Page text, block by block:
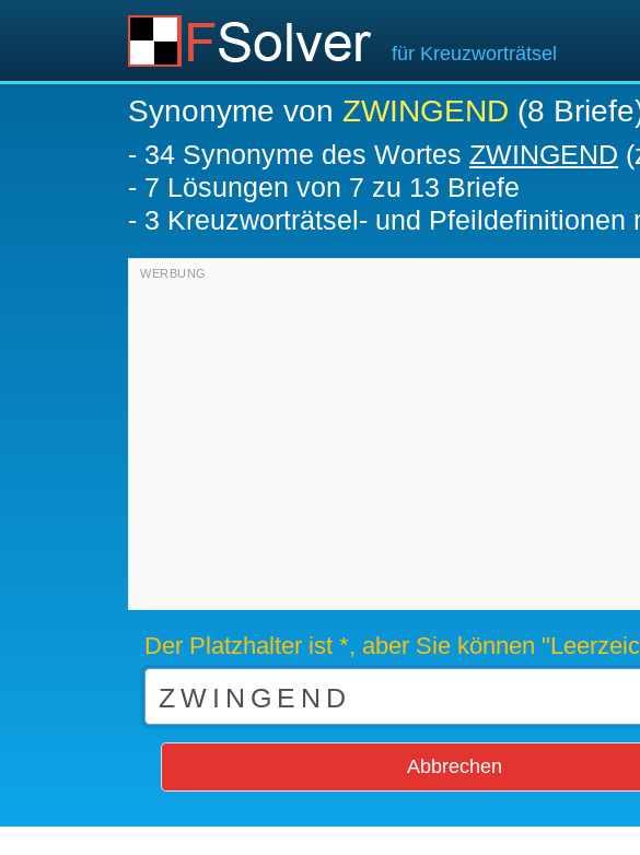
für Kreuzworträtsel
Synonyme von ZWINGEND (8
- 34 Synonyme des Wortes ZWINGEND
- 7 Lösungen von 7 zu 13 Briefe
- 3 Kreuzworträtsel- und Pfeildefinitionen
Der Platzhalter ist *, aber Sie können
Abbrechen